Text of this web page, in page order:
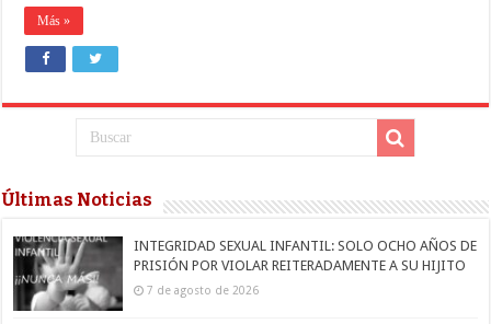
Más »
Últimas Noticias
INTEGRIDAD SEXUAL INFANTIL: SOLO OCHO AÑOS DE
PRISIÓN POR VIOLAR REITERADAMENTE A SU HIJITO
7 de agosto de 2026